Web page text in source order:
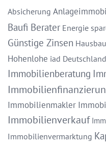
Absicherung
Baufi Berater Energie
Günstige Zinsen Hausbau
Hohenlohe iad Deutschland
Immobilienberatung
Immobilienmakler
Immobilienverkauf
Immobilienvermarktung